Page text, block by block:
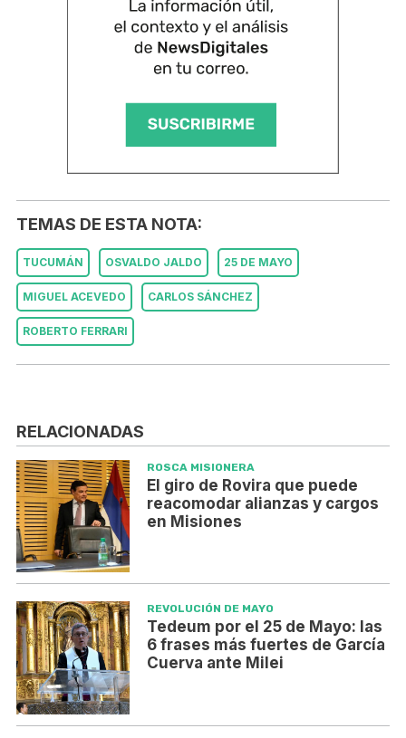
TEMAS DE ESTA NOTA:
TUCUMÁN OSVALDO JALDO 25 DE MAYO
MIGUEL ACEVEDO CARLOS SÁNCHEZ
ROBERTO FERRARI
RELACIONADAS
ROSCA MISIONERA
El giro de Rovira que puede
reacomodar alianzas y cargos
en Misiones
REVOLUCIÓN DE MAYO
Tedeum por el 25 de Mayo: las
6 frases más fuertes de García
Cuerva ante Milei